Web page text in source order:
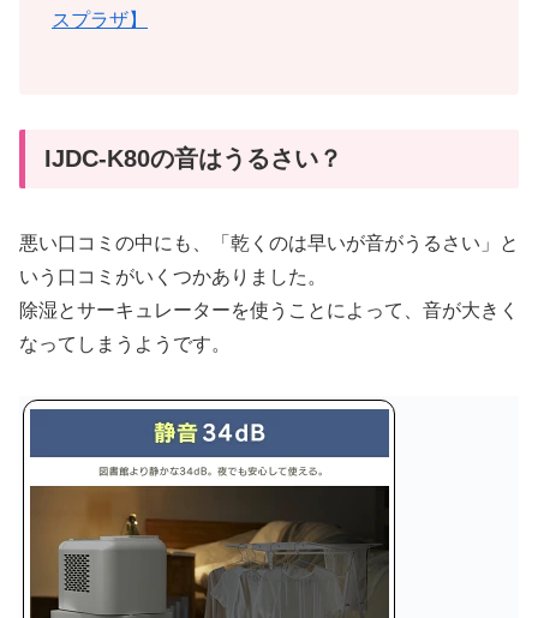
スプラザ】
IJDC-K80の音はうるさい？
悪い口コミの中にも、「乾くのは早いが音がうるさい」と
いう口コミがいくつかありました。
除湿とサーキュレーターを使うことによって、音が大きく
なってしまうようです。